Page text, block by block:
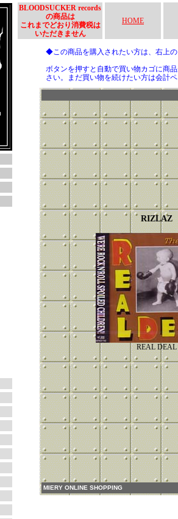
BLOODSUCKER records
の商品は
これまでどおり消費税は
いただきません
HOME
◆この商品を購入されたい方は、右上
ボタンを押すと自動で買い物カゴに商
さい。まだ買い物を続けたい方は会計
RIZLAZ
REAL DEAL
MIERY ONLINE SHOPPING